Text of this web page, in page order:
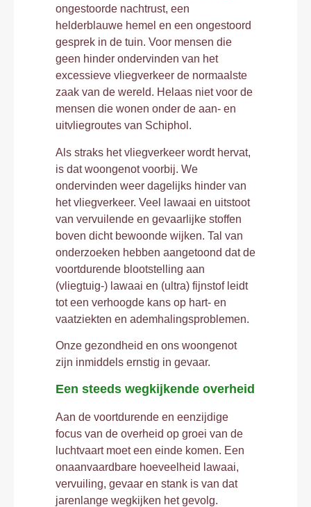
ongestoorde nachtrust, een
helderblauwe hemel en een ongestoord
gesprek in de tuin. Voor mensen die
geen hinder ondervinden van het
excessieve vliegverkeer de normaalste
zaak van de wereld. Helaas niet voor de
mensen die wonen onder de aan- en
uitvliegroutes van Schiphol.
Als straks het vliegverkeer wordt hervat,
is dat woongenot voorbij. We
ondervinden weer dagelijks hinder van
het vliegverkeer. Veel lawaai en uitstoot
van vervuilende en gevaarlijke stoffen
boven dicht bewoonde wijken. Tal van
onderzoeken hebben aangetoond dat de
voortdurende blootstelling aan
(vliegtuig-) lawaai en (ultra) fijnstof leidt
tot een verhoogde kans op hart- en
vaatziekten en ademhalingsproblemen.
Onze gezondheid en ons woongenot
zijn inmiddels ernstig in gevaar.
Een steeds wegkijkende overheid
Aan de voortdurende en eenzijdige
focus van de overheid op groei van de
luchtvaart moet een einde komen. Een
onaanvaardbare hoeveelheid lawaai,
vervuiling, gevaar en stank is van dat
jarenlange wegkijken het gevolg.